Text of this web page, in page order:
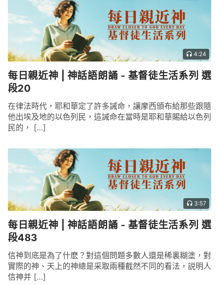
4:24
每日親近神 | 神話語朗誦 - 基督徒生活系列 選
段20
在律法時代，耶和華定了許多誡命，讓摩西頒布給那些跟隨
他出埃及地的以色列民，這誡命在當時是耶和華賜給以色列
民的， […]
3:57
每日親近神 | 神話語朗誦 - 基督徒生活系列 選
段483
信神到底是為了什麽？對這個問題多數人還是稀裏糊塗，對
實際的神、天上的神總是采取兩種截然不同的看法，説明人
信神并 […]